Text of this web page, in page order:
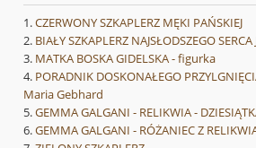
CZERWONY SZKAPLERZ MĘKI PAŃSKIEJ
BIAŁY SZKAPLERZ NAJSŁODSZEGO SERCA
MATKA BOSKA GIDELSKA - figurka
PORADNIK DOSKONAŁEGO
Maria Gebhard
GEMMA GALGANI - RELIKWIA -
GEMMA GALGANI - RÓŻANIEC Z